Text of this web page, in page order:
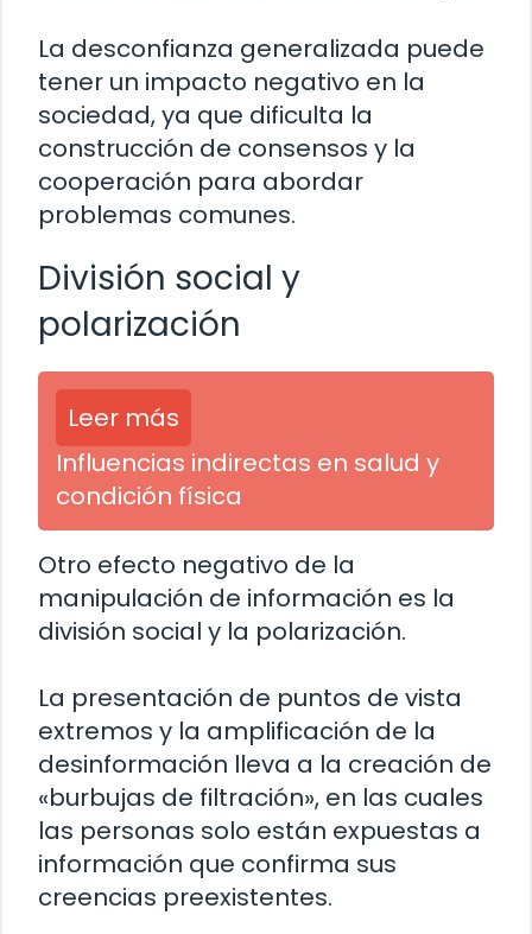
La desconfianza generalizada puede
tener un impacto negativo en la
sociedad, ya que dificulta la
construcción de consensos y la
cooperación para abordar
problemas comunes.
División social y
polarización
Leer más
Influencias indirectas en salud y
condición física
Otro efecto negativo de la
manipulación de información es la
división social y la polarización.
La presentación de puntos de vista
extremos y la amplificación de la
desinformación lleva a la creación de
«burbujas de filtración», en las cuales
las personas solo están expuestas a
información que confirma sus
creencias preexistentes.